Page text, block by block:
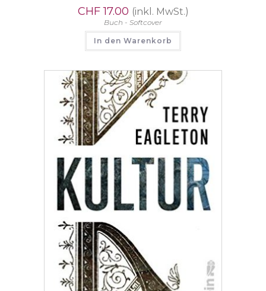
CHF17.00 (inkl. MwSt.)
Buch - Softcover
In den Warenkorb